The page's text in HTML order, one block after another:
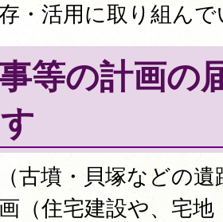
・活用に取り組ん
等の計画の
古墳・貝塚などの
（住宅建設や、宅